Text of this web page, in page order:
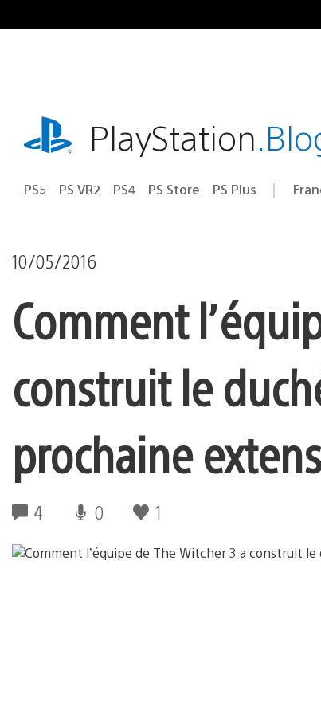
au
playstation.comPlayStation
PS5 PS VR2 PS4 PS Store PS Plus
10/05/2016
Comment
construit le
prochaine
4 0 1